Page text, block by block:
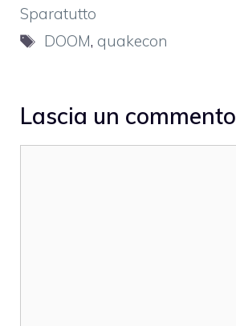
Sparatutto
Tag
DOOM, quakecon
Lascia un commento